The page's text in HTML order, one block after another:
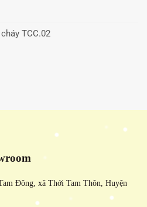
TCC.02
Đông, xã Thới Tam Thôn, Huyện